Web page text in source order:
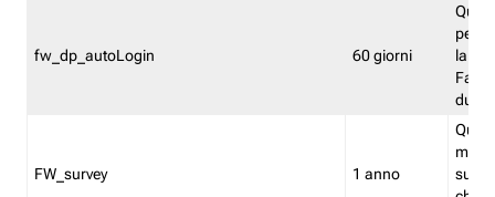
fw_dp_autoLogin 60 giorni
la
FW_survey 1 anno